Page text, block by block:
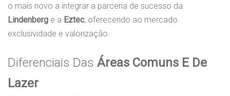
o mais novo a integrar a parceria de sucesso da
Lindenberg e a Eztec, oferecendo ao mercado
exclusividade e valorização.
Diferenciais Das Áreas Comuns E De
Lazer